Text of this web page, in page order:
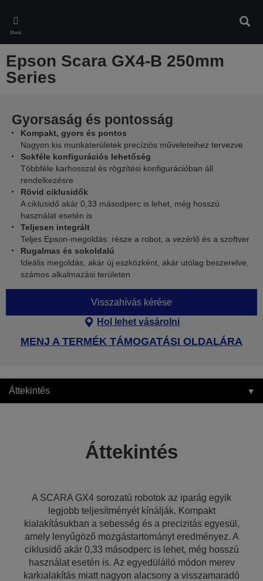
main
content
Menü
Epson Scara GX4-B 250mm
Series
Gyorsaság és pontosság
Kompakt, gyors és pontos
Nagyon kis munkaterületek precíziós műveleteihez tervezve
Sokféle konfigurációs lehetőség
Többféle karhosszal és rögzítési konfigurációban áll
rendelkezésre
Rövid ciklusidők
A ciklusidő akár 0,33 másodperc is lehet, még hosszú
használat esetén is
Teljesen integrált
Teljes Epson-megoldás: része a robot, a vezérlő és a szoftver
Rugalmas és sokoldalú
Ideális megoldás, akár új eszközként, akár utólag beszerelve,
számos alkalmazási területen
Visszahívás kérése
Hol lehet vásárolni
MENJ A TERMÉK TÁMOGATÁSI OLDALÁRA
Áttekintés
Áttekintés
A SCARA GX4 sorozatú robotok az iparág egyik
legjobb teljesítményét kínálják. Kompakt
kialakításukban a sebesség és a precizitás egyesül,
amely lenyűgöző mozgástartományt eredményez. A
ciklusidő akár 0,33 másodperc is lehet, még hosszú
használat esetén is. Az egyedülálló módon merev
karkialakítás miatt nagyon alacsony a visszamaradó